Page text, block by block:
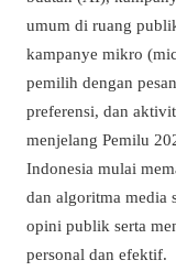
umum di ruang
kampanye mikro
pemilih dengan
preferensi, dan
menjelang Pemilu
Indonesia mulai
dan algoritma media
opini publik serta
personal dan efektif.